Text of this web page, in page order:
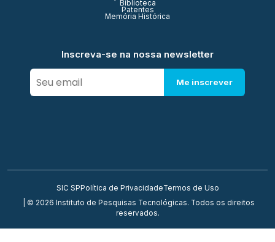
Biblioteca
Patentes
Memória Histórica
Inscreva-se na nossa newsletter
Me inscrever
SIC SP Política de PrivacidadeTermos de Uso
| © 2026 Instituto de Pesquisas Tecnológicas. Todos os direitos
reservados.